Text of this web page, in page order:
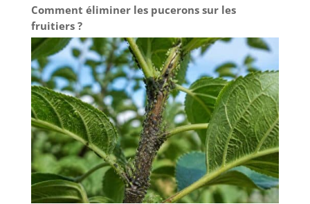
Comment éliminer les pucerons sur les
fruitiers ?